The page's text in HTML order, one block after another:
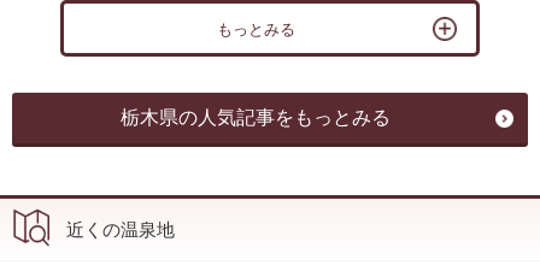
もっとみる
栃木県の人気記事をもっとみる
近くの温泉地